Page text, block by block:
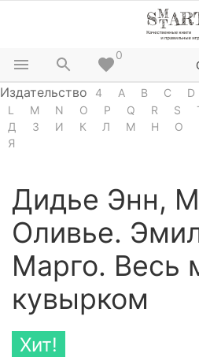
0
Издательство 4 A B C D
L
M N O P Q R S
Д
З И К Л М Н О
Я
Дидье Энн,
Оливье.
Марго. Весь
кувырком
Хит!